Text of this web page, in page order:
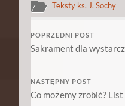
Teksty ks. J. Sochy
POPRZEDNI POST
Sakrament dla
NASTĘPNY POST
Co możemy zrobić? List